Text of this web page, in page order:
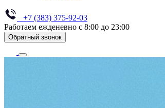
+7 (383) 375-92-03
Работаем ежденевно с 8:00 до 23:00
Обратный звонок